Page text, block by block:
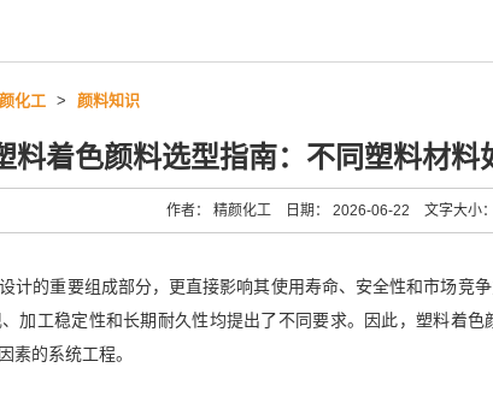
化工 > 颜料知识
料着色颜料选型指南：不同塑料材料
作者： 精颜化工 日期： 2026-06-22 文字大小
计的重要组成部分，更直接影响其使用寿命、安全性和市场竞
加工稳定性和长期耐久性均提出了不同要求。因此，塑料着
素的系统工程。